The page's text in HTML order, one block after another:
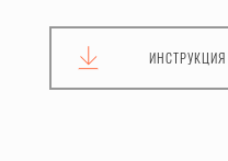
ИНСТРУКЦИЯ